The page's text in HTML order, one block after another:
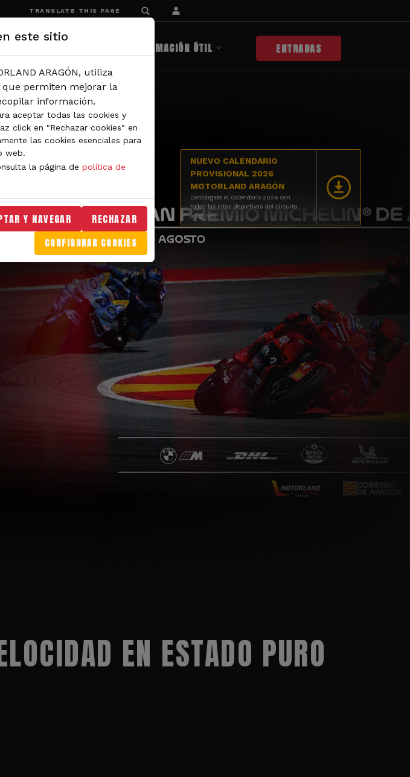
TRANSLATE THIS PAGE
INFORMACIÓN ÚTIL ENTRADAS
NUEVO CALENDARIO
PROVISIONAL 2026
MOTORLAND ARAGÓN
Descárgate el Calendario 2026 con
todas las citas deportivas del circuito
aragonés
EN ESTADO PURO
este sitio
ARAGÓN, utiliza
que permiten mejorar la
información.
aceptar todas las cookies y
click en "Rechazar cookies" en
las cookies esenciales para
web.
la página de política de
Y NAVEGAR RECHAZAR
CONFIGURAR COOKIES